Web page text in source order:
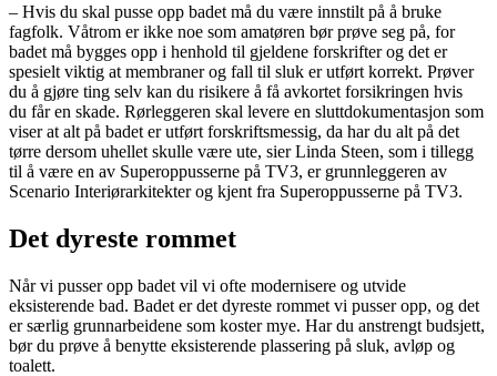
– Hvis du skal pusse opp badet må du være innstilt på å bruke
fagfolk. Våtrom er ikke noe som amatøren bør prøve seg på, for
badet må bygges opp i henhold til gjeldene forskrifter og det er
spesielt viktig at membraner og fall til sluk er utført korrekt. Prøver
du å gjøre ting selv kan du risikere å få avkortet forsikringen hvis
du får en skade. Rørleggeren skal levere en sluttdokumentasjon som
viser at alt på badet er utført forskriftsmessig, da har du alt på det
tørre dersom uhellet skulle være ute, sier Linda Steen, som i tillegg
til å være en av Superoppusserne på TV3, er grunnleggeren av
Scenario Interiørarkitekter og kjent fra Superoppusserne på TV3.
Det dyreste rommet
Når vi pusser opp badet vil vi ofte modernisere og utvide
eksisterende bad. Badet er det dyreste rommet vi pusser opp, og det
er særlig grunnarbeidene som koster mye. Har du anstrengt budsjett,
bør du prøve å benytte eksisterende plassering på sluk, avløp og
toalett.